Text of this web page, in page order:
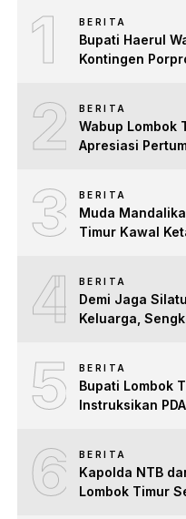
1 BERITA
Bupati Haerul
Kontingen
untuk Lombok
2 BERITA
Wabup Lombok
Apresiasi
Difabel
3 BERITA
Muda
Timur Kawal
4 BERITA
Demi Jaga
Keluarga,
5 BERITA
Bupati Lombok
Instruksikan
Terpenuhi
6 BERITA
Kapolda NTB
Lombok Timur